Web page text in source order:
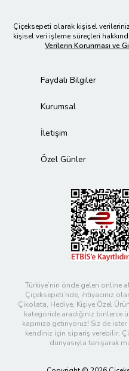
Çiçeksepeti olarak kişisel
kişisel veri işleme süreçleri
Verilerin Korunması ve
Faydalı Bilgiler
Kurumsal
İletişim
Özel Günler
Türkiye’nin önde gelen online
Çiçeksepeti’nde, ihtiyacınız
Çikolata, Hediye, Kişiye Özel
kategoride aradığınız binlerce
kapınıza getiriyoruz! Siz de
kendiniz için sipariş verebilir;
dünyasıyla tanışarak